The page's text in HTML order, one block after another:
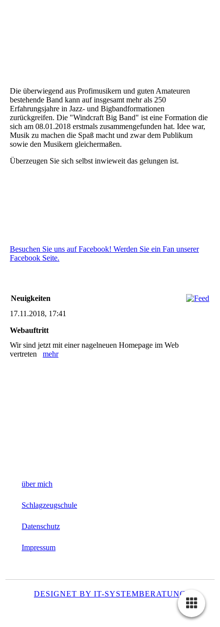
Die überwiegend aus Profimusikern und guten Amateuren
bestehende Band kann auf insgesamt mehr als 250
Erfahrungsjahre in Jazz- und Bigbandformationen
zurückgreifen. Die "Windcraft Big Band" ist eine Formation die
sich am 08.01.2018 erstmals zusammengefunden hat. Idee war,
Musik zu machen die Spaß macht und zwar dem Publikum
sowie den Musikern gleichermaßen.
Überzeugen Sie sich selbst inwieweit das gelungen ist.
Besuchen Sie uns auf Facebook! Werden Sie ein Fan unserer
Facebook Seite.
Neuigkeiten
17.11.2018, 17:41
Webauftritt
Wir sind jetzt mit einer nagelneuen Homepage im Web
vertreten mehr
über mich
Schlagzeugschule
Datenschutz
Impressum
DESIGNET BY IT-SYSTEMBERATUNG